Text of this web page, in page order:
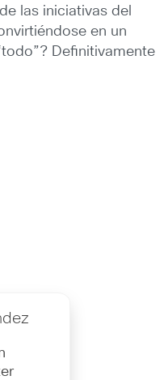
las iniciativas del
en un
Definitivamente